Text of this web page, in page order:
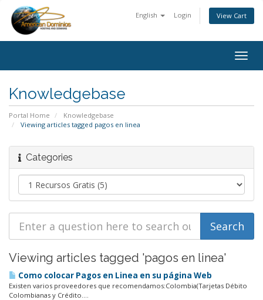
English Login View Cart
Knowledgebase
Portal Home
Knowledgebase
Viewing articles tagged pagos en linea
Categories
Viewing articles tagged 'pagos en linea'
Como colocar Pagos en Linea en su página Web
Existen varios proveedores que recomendamos:Colombia(Tarjetas Débito
Colombianas y Crédito....